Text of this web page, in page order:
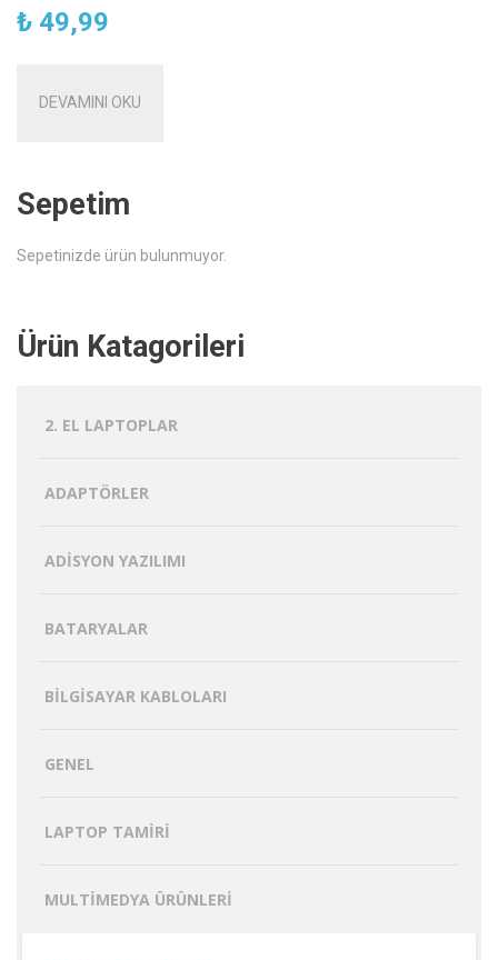
₺ 49,99
DEVAMINI OKU
Sepetim
Sepetinizde ürün bulunmuyor.
Ürün Katagorileri
2. EL LAPTOPLAR
ADAPTÖRLER
ADISYON YAZILIMI
BATARYALAR
BILGISAYAR KABLOLARI
GENEL
LAPTOP TAMIRI
MULTIMEDYA ÜRÜNLERI